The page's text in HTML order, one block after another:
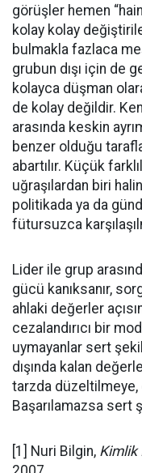
görüşler hemen
kolay kolay
bulmakla fazlaca
grubun dışı için de
kolayca düşman
de kolay değildir.
arasında keskin
benzer olduğu
abartılır. Küçük
uğraşılardan biri
politikada ya da
fütursuzca
Lider ile grup
gücü kanıksanır,
ahlaki değerler
cezalandırıcı bir
uymayanlar sert
dışında kalan
tarzda düzeltilmeye,
Başarılamazsa sert
[1] Nuri Bilgin, Kimlik